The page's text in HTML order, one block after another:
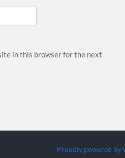
in this browser for the next
Proudly powered by